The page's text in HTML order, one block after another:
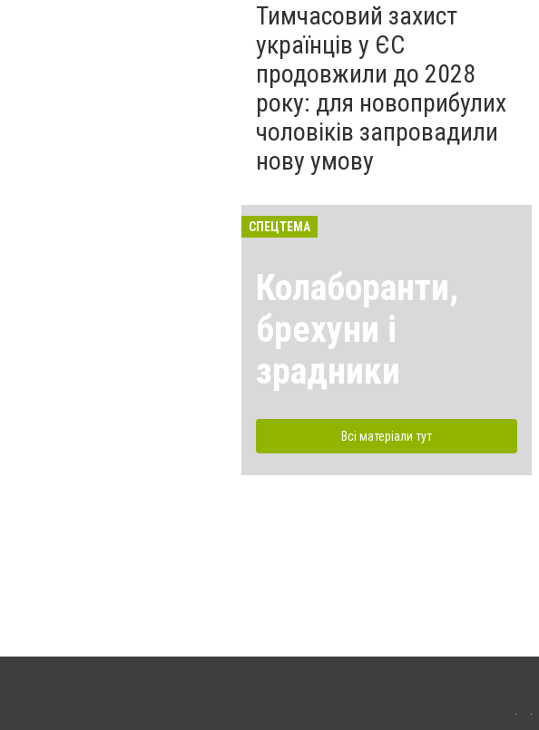
Тимчасовий захист
українців у ЄС
продовжили до 2028
року: для новоприбулих
чоловіків запровадили
нову умову
СПЕЦТЕМА
Колаборанти,
брехуни і
зрадники
Всі матеріали тут